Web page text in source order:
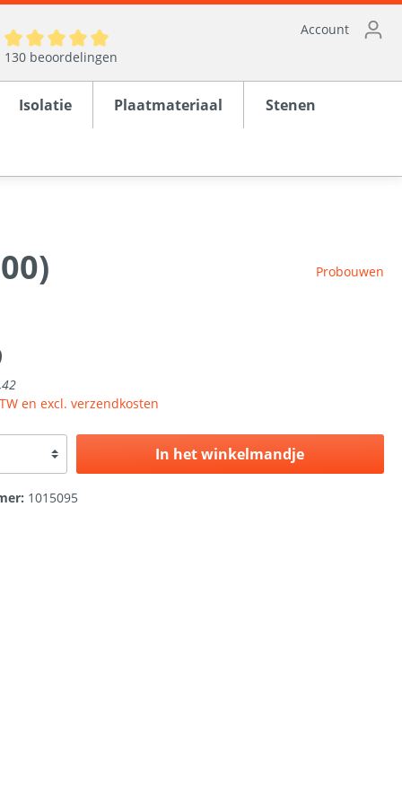
130 beoordelingen
Account
Isolatie Plaatmateriaal Stenen
Probouwen
en excl. verzendkosten
In het winkelmandje
1015095